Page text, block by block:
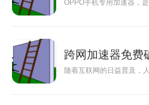
OPPO手机专用加速器，
跨网加速器免费
随着互联网的日益普及，